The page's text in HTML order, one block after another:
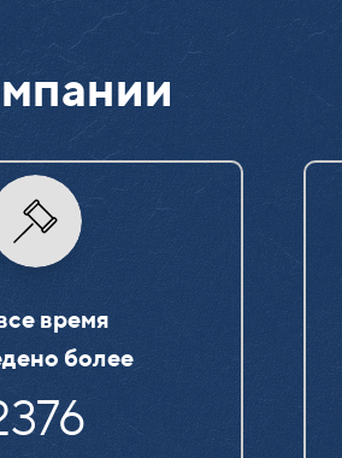
время
более